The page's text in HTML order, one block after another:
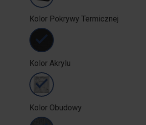
Kolor Pokrywy Termicznej
Kolor Akrylu
Kolor Obudowy